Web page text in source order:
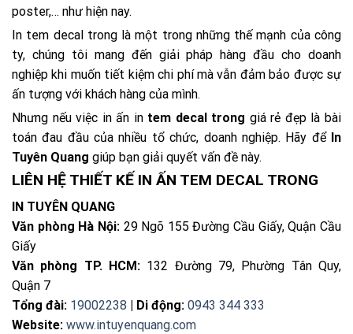
poster,… như hiện nay.
In tem decal trong là một trong những thế mạnh của công
ty, chúng tôi mang đến giải pháp hàng đầu cho doanh
nghiệp khi muốn tiết kiệm chi phí mà vẫn đảm bảo được sự
ấn tượng với khách hàng của mình.
Nhưng nếu việc in ấn in tem decal trong giá rẻ đẹp là bài
toán đau đầu của nhiều tổ chức, doanh nghiệp. Hãy để In
Tuyên Quang giúp bạn giải quyết vấn đề này.
LIÊN HỆ THIẾT KẾ IN ẤN TEM DECAL TRONG
IN TUYÊN QUANG
Văn phòng Hà Nội: 29 Ngõ 155 Đường Cầu Giấy, Quận Cầu
Giấy
Văn phòng TP. HCM: 132 Đường 79, Phường Tân Quy,
Quận 7
Tổng đài: 19002238 | Di động: 0943 344 333
Website: www.intuyenquang.com